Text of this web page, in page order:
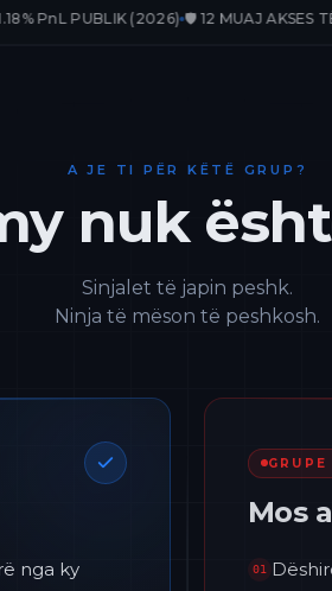
(2026) 🛡️ 12 MUAJ AKSES TË PLOTË 📊 32
A JE TI PËR KËTË GRUP?
nuk
Sinjalet të japin peshk.
Ninja të mëson të peshkosh.
Mos
01
nga ky